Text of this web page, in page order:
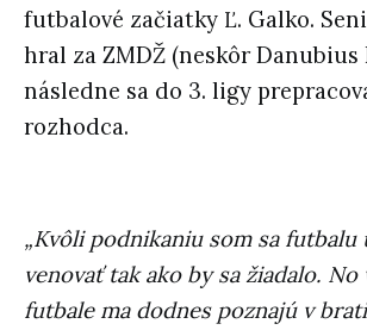
futbalové začiatky Ľ. Galko.
hral za ZMDŽ (neskôr Danubius
následne sa do 3. ligy
rozhodca.
„Kvôli podnikaniu som sa futbalu
venovať tak ako by sa žiadalo. No
futbale ma dodnes poznajú v